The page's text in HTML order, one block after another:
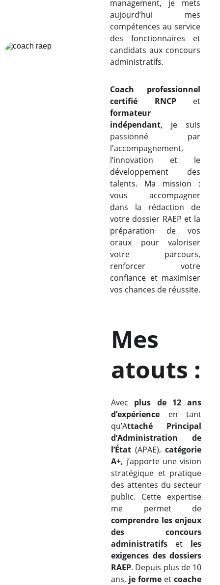
management, je mets
aujourd’hui mes
compétences au service
des fonctionnaires et
candidats aux concours
administratifs.
Coach professionnel
certifié RNCPet
formateur
indépendant, je suis
passionné par
l'accompagnement,
l’innovation et le
développement des
talents. Ma mission :
vous accompagner
dans la rédaction de
votre dossier RAEP et la
préparation de vos
oraux pour valoriser
votre parcours,
renforcer votre
confiance et maximiser
vos chances de réussite.
Avec plus de 12 ans
d’expérience en tant
qu’Attaché Principal
d’Administration de
l’État (APAE),catégorie
A+, j’apporte une vision
stratégique et pratique
des attentes du secteur
public. Cette expertise
me permet de
comprendre les enjeux
des concours
administratifs et les
exigences des dossiers
RAEP. Depuis plus de 10
ans, je forme etcoache
Mes
atouts :